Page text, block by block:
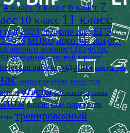
4 класс5 класс 6 класс 7
10 класс 11 класс
2023 2024 ВПР 2025 ЕГЭ
2026 МЦКО МЦКО 2023-2024 ОГЭ
о важном СПО ФГОС
видеоролики готовый вариант
работа задания информатика
контрольная работа литература
ответы рабочая программа
россия мои горизонты
тренировочный